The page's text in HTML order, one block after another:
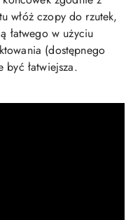
włóż czopy do rzutek,
łatwego w użyciu
(dostępnego
łatwiejsza.